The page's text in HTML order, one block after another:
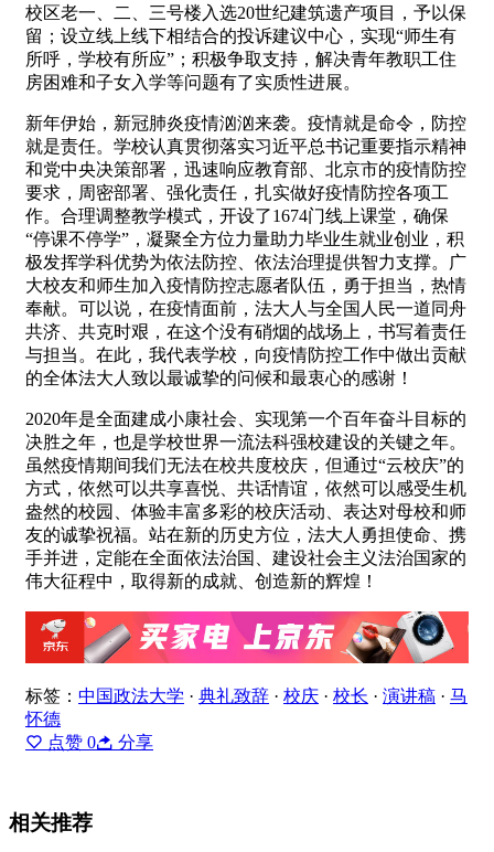
校区老一、二、三号楼入选20世纪建筑遗产项目，予以保
留；设立线上线下相结合的投诉建议中心，实现“师生有
所呼，学校有所应”；积极争取支持，解决青年教职工住
房困难和子女入学等问题有了实质性进展。
新年伊始，新冠肺炎疫情汹汹来袭。疫情就是命令，防控
就是责任。学校认真贯彻落实习近平总书记重要指示精神
和党中央决策部署，迅速响应教育部、北京市的疫情防控
要求，周密部署、强化责任，扎实做好疫情防控各项工
作。合理调整教学模式，开设了1674门线上课堂，确保
“停课不停学”，凝聚全方位力量助力毕业生就业创业，积
极发挥学科优势为依法防控、依法治理提供智力支撑。广
大校友和师生加入疫情防控志愿者队伍，勇于担当，热情
奉献。可以说，在疫情面前，法大人与全国人民一道同舟
共济、共克时艰，在这个没有硝烟的战场上，书写着责任
与担当。在此，我代表学校，向疫情防控工作中做出贡献
的全体法大人致以最诚挚的问候和最衷心的感谢！
2020年是全面建成小康社会、实现第一个百年奋斗目标的
决胜之年，也是学校世界一流法科强校建设的关键之年。
虽然疫情期间我们无法在校共度校庆，但通过“云校庆”的
方式，依然可以共享喜悦、共话情谊，依然可以感受生机
盎然的校园、体验丰富多彩的校庆活动、表达对母校和师
友的诚挚祝福。站在新的历史方位，法大人勇担使命、携
手并进，定能在全面依法治国、建设社会主义法治国家的
伟大征程中，取得新的成就、创造新的辉煌！
标签： 中国政法大学 · 典礼致辞 · 校庆 · 校长 · 演讲稿 · 马
怀德
点赞 0 分享
相关推荐